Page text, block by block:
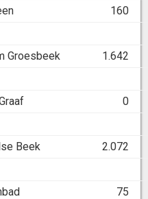
160
Groesbeek
1.642
0
Beek
2.072
75